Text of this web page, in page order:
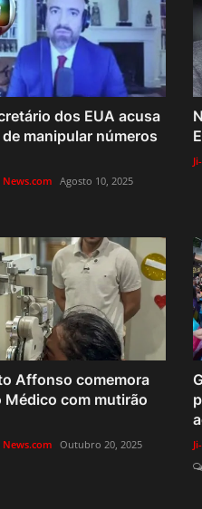
dos EUA acusa
manipular números
News.com Agosto 10, 2025
Affonso comemora
Médico com mutirão
News.com Outubro 20, 2025